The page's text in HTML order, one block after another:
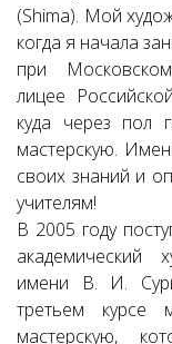
(Shima). Мой
когда я начала
при
лицее
куда через пол
мастерскую.
своих знаний и
учителям!
В 2005 году
академический
имени В. И.
третьем курсе
мастерскую,